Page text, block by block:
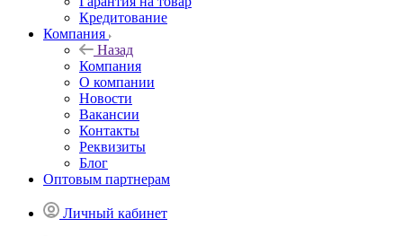
Кредитование
Компания
Назад
Компания
О компании
Новости
Вакансии
Контакты
Реквизиты
Блог
Оптовым партнерам
Личный кабинет